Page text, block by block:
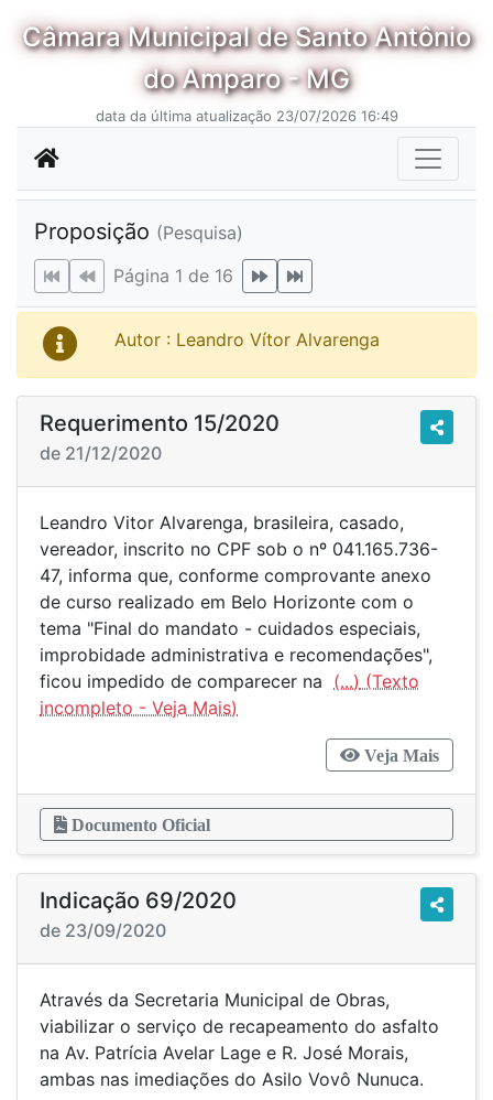
Câmara Municipal de Santo Antônio
do Amparo - MG
data da última atualização 23/07/2026 16:49
Proposição (Pesquisa)
Página 1 de 16
Autor : Leandro Vítor Alvarenga
Requerimento 15/2020
de 21/12/2020
Leandro Vitor Alvarenga, brasileira, casado,
vereador, inscrito no CPF sob o nº 041.165.736-
47, informa que, conforme comprovante anexo
de curso realizado em Belo Horizonte com o
tema "Final do mandato - cuidados especiais,
improbidade administrativa e recomendações",
ficou impedido de comparecer na (...)
Veja Mais
Documento Oficial
Indicação 69/2020
de 23/09/2020
Através da Secretaria Municipal de Obras,
viabilizar o serviço de recapeamento do asfalto
na Av. Patrícia Avelar Lage e R. José Morais,
ambas nas imediações do Asilo Vovô Nunuca.